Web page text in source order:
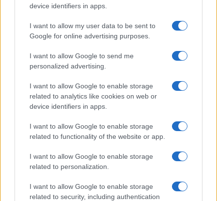
device identifiers in apps.
I want to allow my user data to be sent to
Google for online advertising purposes.
I want to allow Google to send me
personalized advertising.
I want to allow Google to enable storage
related to analytics like cookies on web or
device identifiers in apps.
I want to allow Google to enable storage
related to functionality of the website or app.
I want to allow Google to enable storage
related to personalization.
I want to allow Google to enable storage
related to security, including authentication
elemző műsor a baloldal hazugságairól
talk-show
Hópelyhek olvadása
Gerilla Bár
oknyomozó műsor
Közéleti esti műsor